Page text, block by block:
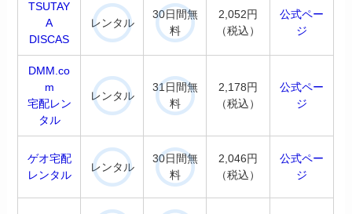
TSUTAY
A
DISCAS
レンタル
30日間無
料
2,052円
（税込）
公式ペー
ジ
DMM.co
m
宅配レン
タル
レンタル
31日間無
料
2,178円
（税込）
公式ペー
ジ
ゲオ宅配
レンタル
レンタル
30日間無
料
2,046円
（税込）
公式ペー
ジ